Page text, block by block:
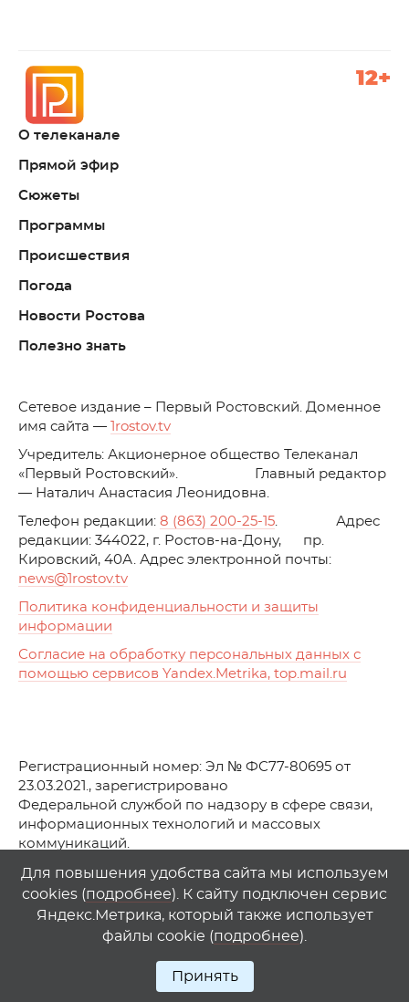
О телеканале
Прямой эфир
Сюжеты
Программы
Происшествия
Погода
Новости Ростова
Полезно знать
12+
Cетевое издание – Первый Ростовский. Доменное
имя сайта —
1rostov.tv
Учредитель: Акционерное общество Телеканал
«Первый Ростовский». Главный редактор
— Наталич Анастасия Леонидовна.
Телефон редакции: 8 (863) 200-25-15. Адрес
редакции: 344022, г. Ростов-на-Дону, пр.
Кировский, 40А. Адрес электронной почты:
news@1rostov.tv
Политика конфиденциальности и защиты
информации
Согласие на обработку персональных данных с
помощью сервисов Yandex.Metrika, top.mail.ru
Регистрационный номер: Эл № ФС77-80695 от
23.03.2021., зарегистрировано
Федеральной службой по надзору в сфере связи,
информационных технологий и массовых
коммуникаций.
© АО Телеканал «Первый Ростовский» (2021-2025)
Любое использование материалов сайта возможно
только при указании гиперссылки на1rostov.tv
Для повышения удобства сайта мы используем
cookies (подробнее). К сайту подключен сервис
Яндекс.Метрика, который также использует
файлы cookie (подробнее).
Принять